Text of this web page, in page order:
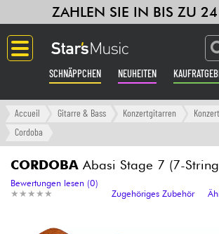
ZAHLEN SIE IN BIS ZU 24
SCHNÄPPCHEN NEUHEITEN
Langue
Verstärker & Effekte
Accueil Gitarre & Bass Konzertgitarren
Cordoba
CORDOBA Abasi Stage 7 (7-
★ ★ ★ ★ ★
★ ★ ★ ★ ★
Bewertungen lesen (0)
Zugehöriges Zubehör